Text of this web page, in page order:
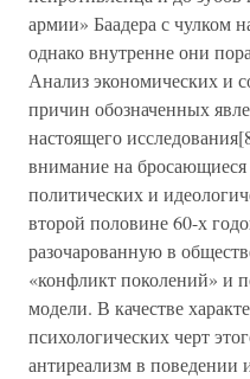
армии» Баадера с чулком
однако внутренне они
Анализ экономических и
причин обозначенных
настоящего
внимание на бросающиеся
политических и
второй половине 60-х
разочарованную в
«конфликт поколений» и
модели. В качестве
психологических черт
антиреализм в поведении